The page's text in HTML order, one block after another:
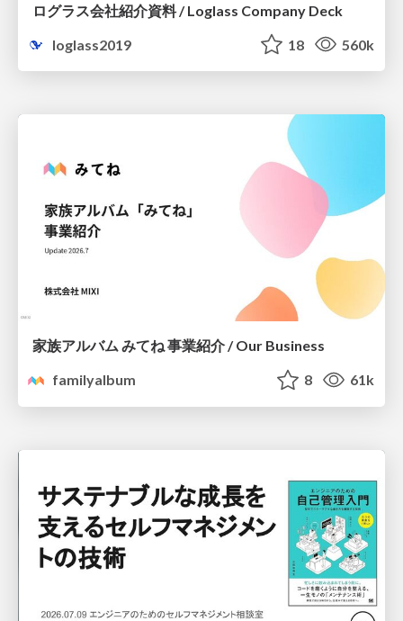
ログラス会社紹介資料 / Loglass Company Deck
loglass2019
18 560k
家族アルバム みてね 事業紹介 / Our Business
familyalbum
8 61k